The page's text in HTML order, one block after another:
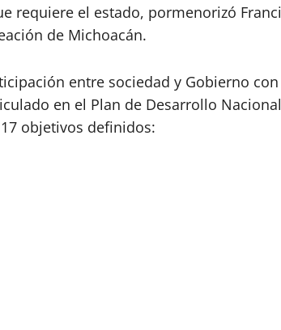
requiere el estado, pormenorizó
de Michoacán.
entre sociedad y Gobierno
en el Plan de Desarrollo Nacional
objetivos definidos: